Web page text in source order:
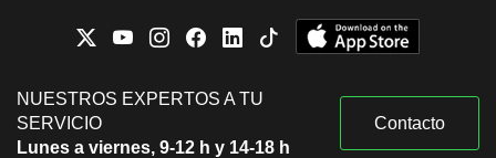
NUESTROS EXPERTOS A TU
SERVICIO
Lunes a viernes, 9-12 h y 14-18 h
Contacto